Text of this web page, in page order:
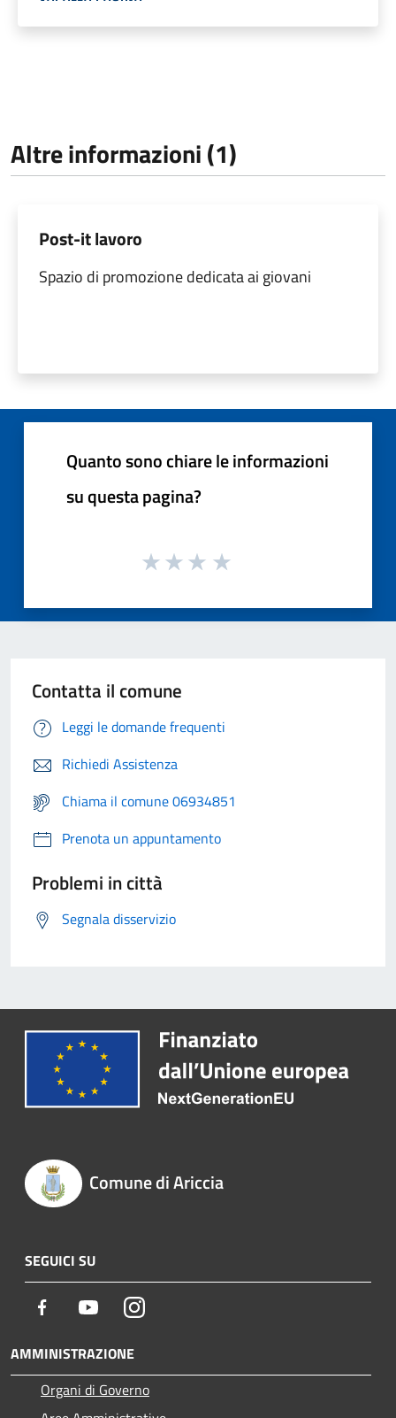
Altre informazioni (1)
Post-it lavoro
Spazio di promozione dedicata ai giovani
Quanto sono chiare le informazioni
su questa pagina?
Contatta il comune
Leggi le domande frequenti
Richiedi Assistenza
Chiama il comune 06934851
Prenota un appuntamento
Problemi in città
Segnala disservizio
Comune di Ariccia
SEGUICI SU
Facebook YoutubeInstagram
AMMINISTRAZIONE
Organi di Governo